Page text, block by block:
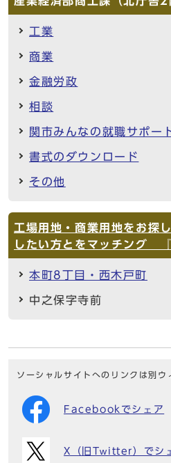
工業
商業
金融労政
相談
関市みんなの就職サポー
書式のダウンロード
その他
工場用地・商業用地をお探
したい方とをマッチング
本町8丁目・西木戸町
中之保字寺前
ソーシャルサイトへのリンクは別ウ
Facebookでシェア
X（旧Twitter）でシ